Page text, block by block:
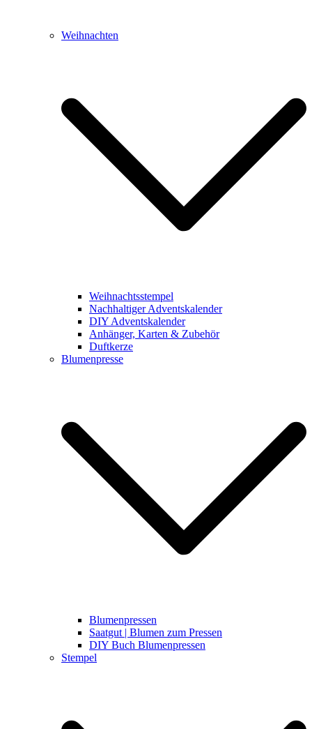
Weihnachten
Weihnachtsstempel
Nachhaltiger Adventskalender
DIY Adventskalender
Anhänger, Karten & Zubehör
Duftkerze
Blumenpresse
Blumenpressen
Saatgut | Blumen zum Pressen
DIY Buch Blumenpressen
Stempel